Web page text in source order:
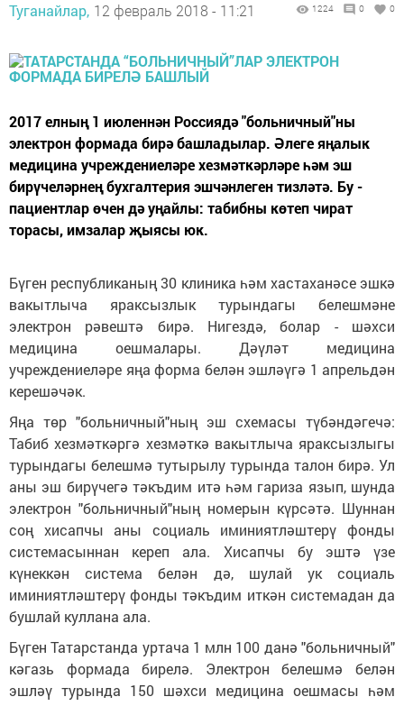
Туганайлар, 12 февраль 2018 - 11:21 1224 0 0
2017 елның 1 июленнән Россиядә "больничный"ны
электрон формада бирә башладылар. Әлеге яңалык
медицина учреждениеләре хезмәткәрләре һәм эш
бирүчеләрнең бухгалтерия эшчәнлеген тизләтә. Бу -
пациентлар өчен дә уңайлы: табибны көтеп чират
торасы, имзалар җыясы юк.
Бүген республиканың 30 клиника һәм хастаханәсе эшкә
вакытлыча яраксызлык турындагы белешмәне
электрон рәвештә бирә. Нигездә, болар - шәхси
медицина оешмалары. Дәүләт медицина
учреждениеләре яңа форма белән эшләүгә 1 апрельдән
керешәчәк.
Яңа төр "больничный"ның эш схемасы түбәндәгечә:
Табиб хезмәткәргә хезмәткә вакытлыча яраксызлыгы
турындагы белешмә тутырылу турында талон бирә. Ул
аны эш бирүчегә тәкъдим итә һәм гариза язып, шунда
электрон "больничный"ның номерын күрсәтә. Шуннан
соң хисапчы аны социаль иминиятләштерү фонды
системасыннан кереп ала. Хисапчы бу эштә үзе
күнеккән система белән дә, шулай ук социаль
иминиятләштерү фонды тәкъдим иткән системадан да
бушлай куллана ала.
Бүген Татарстанда уртача 1 млн 100 данә "больничный"
кәгазь формада бирелә. Электрон белешмә белән
эшләү турында 150 шәхси медицина оешмасы һәм